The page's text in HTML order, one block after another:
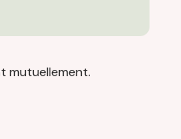
mutuellement.